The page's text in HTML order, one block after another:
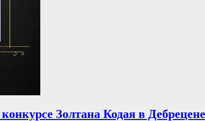
Золтана Кодая в Дебрецене